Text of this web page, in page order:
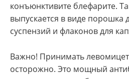
конъюнктивите блефарите.
выпускается в виде порошка
суспензий и флаконов для
Важно! Принимать
осторожно. Это мощный